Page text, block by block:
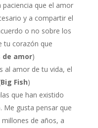
que el amor
y a compartir el
o no sobre los
tu corazón que
de amor)
al amor de tu vida, el
Big Fish)
que han existido
Me gusta pensar que
de años, a